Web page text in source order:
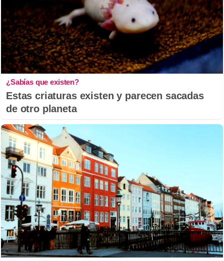
¿Sabías que existen?
Estas criaturas existen y parecen sacadas
de otro planeta